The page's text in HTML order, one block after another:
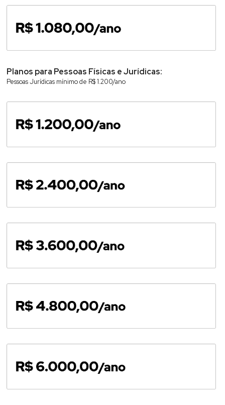
Planos para Pessoas Físicas e Jurídicas:
Pessoas Jurídicas mínimo de R$ 1.200/ano